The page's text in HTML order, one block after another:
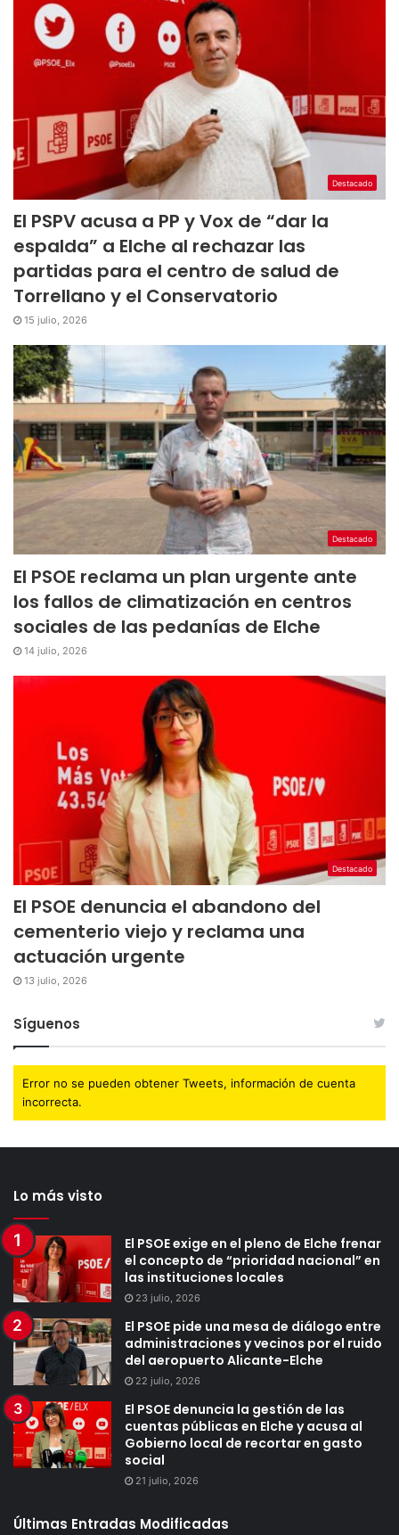
Destacado
El PSPV acusa a PP y Vox de “dar la
espalda” a Elche al rechazar las
partidas para el centro de salud de
Torrellano y el Conservatorio
15 julio, 2026
Destacado
El PSOE reclama un plan urgente ante
los fallos de climatización en centros
sociales de las pedanías de Elche
14 julio, 2026
Destacado
El PSOE denuncia el abandono del
cementerio viejo y reclama una
actuación urgente
13 julio, 2026
Síguenos
Error no se pueden obtener Tweets, información de cuenta
incorrecta.
Lo más visto
El PSOE exige en el pleno de Elche frenar
el concepto de “prioridad nacional” en
las instituciones locales
23 julio, 2026
El PSOE pide una mesa de diálogo entre
administraciones y vecinos por el ruido
del aeropuerto Alicante-Elche
22 julio, 2026
El PSOE denuncia la gestión de las
cuentas públicas en Elche y acusa al
Gobierno local de recortar en gasto
social
21 julio, 2026
Últimas Entradas Modificadas